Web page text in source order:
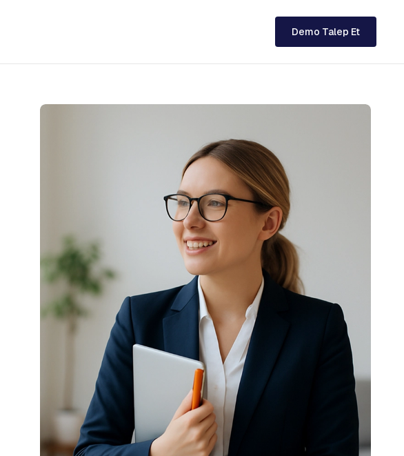
Demo Talep Et